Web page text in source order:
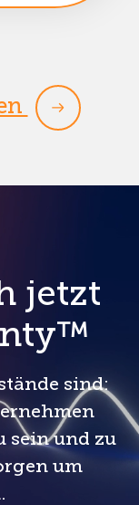
jetzt
sind:
sein und zu
um